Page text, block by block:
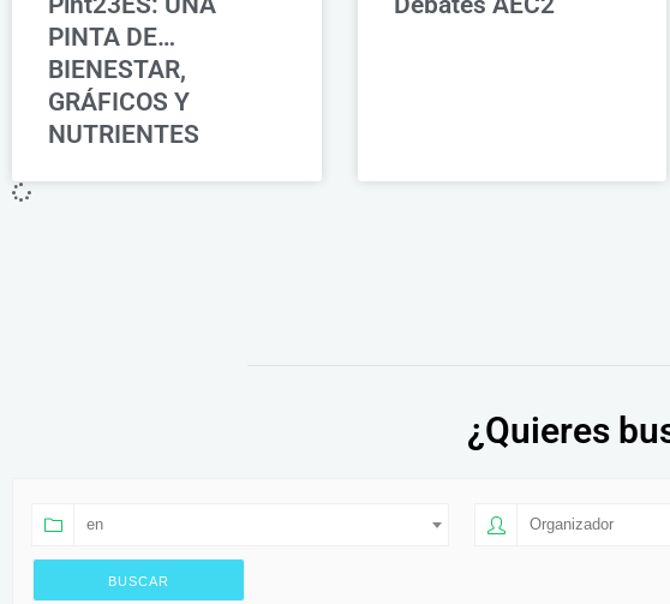
PINTA DE…
BIENESTAR,
GRÁFICOS Y
NUTRIENTES
¿Quieres
en Organizador